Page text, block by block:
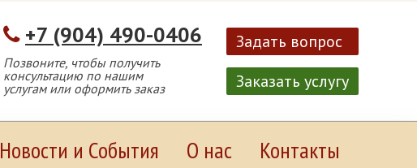
Задать вопрос
Заказать услугу
+7 (904) 490-0406
Позвоните, чтобы получить
консультацию по нашим
услугам или оформить заказ
Новости и События О нас Контакты